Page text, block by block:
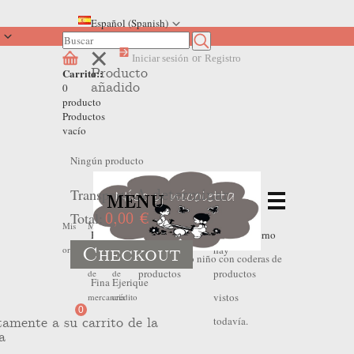
Español (Spanish)
Mis
ordenes
Mis
devoluciones
de
mercancia
Mis
hojas
de
crédito
No
hay
productos
No
hay
productos
vistos
todavía.
Iniciar sesión or Registro
Carrito::
0
0
producto
Productos
vacío
Ningún producto
TransporteA determinar
Total: 0,00 €
Checkout
Producto
añadido
a su carrito de la
MENU
Home Outlet Invierno >Outlet Invierno
Bebe Niño >Jersey rojo niño con coderas de
Fina Ejerique